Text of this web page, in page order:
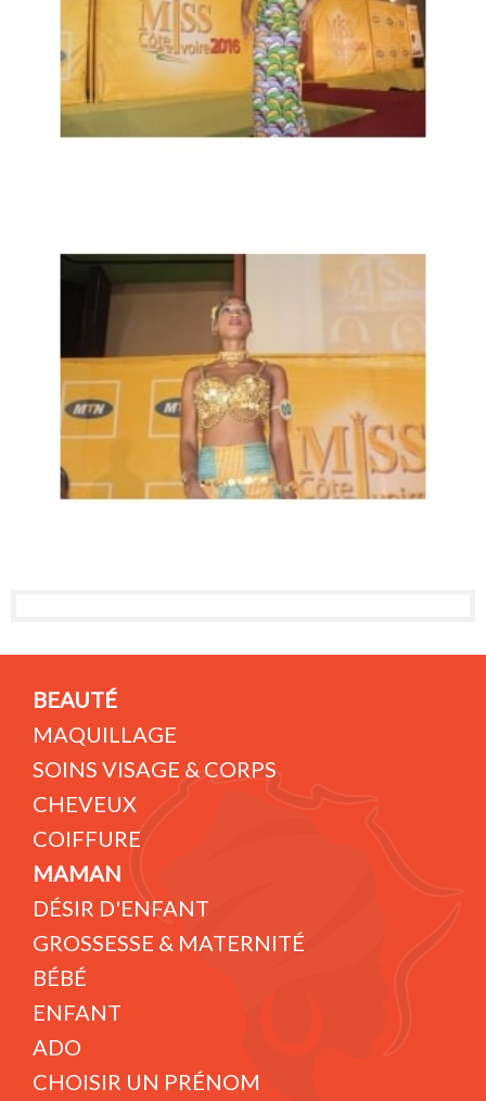
BEAUTÉ
MAQUILLAGE
SOINS VISAGE & CORPS
CHEVEUX
COIFFURE
MAMAN
DÉSIR D'ENFANT
GROSSESSE & MATERNITÉ
BÉBÉ
ENFANT
ADO
CHOISIR UN PRÉNOM